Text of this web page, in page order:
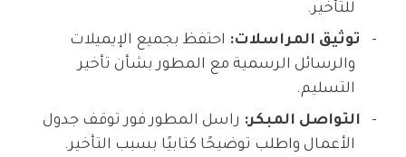
للتأخير.
توثيق المراسلات: احتفظ بجميع الإيميلات
والرسائل الرسمية مع المطور بشأن تأخير
التسليم.
التواصل المبكر: راسل المطور فور توقف جدول
الأعمال واطلب توضيحًا كتابيًا بسبب التأخير.